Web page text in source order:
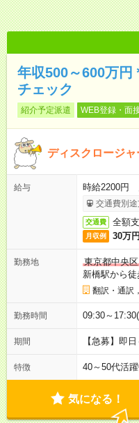
年収500～600万円
チェック
紹介予定派遣 WEB登録・面
ディスクロージ
給与 時給2200円
交通費別途
交通費 全額
月収例 30万
勤務地
東京都中央区
新橋駅から徒
翻訳・通訳
勤務時間 09:30～
期間 【急募】即
特徴 40～50代活
気になる！